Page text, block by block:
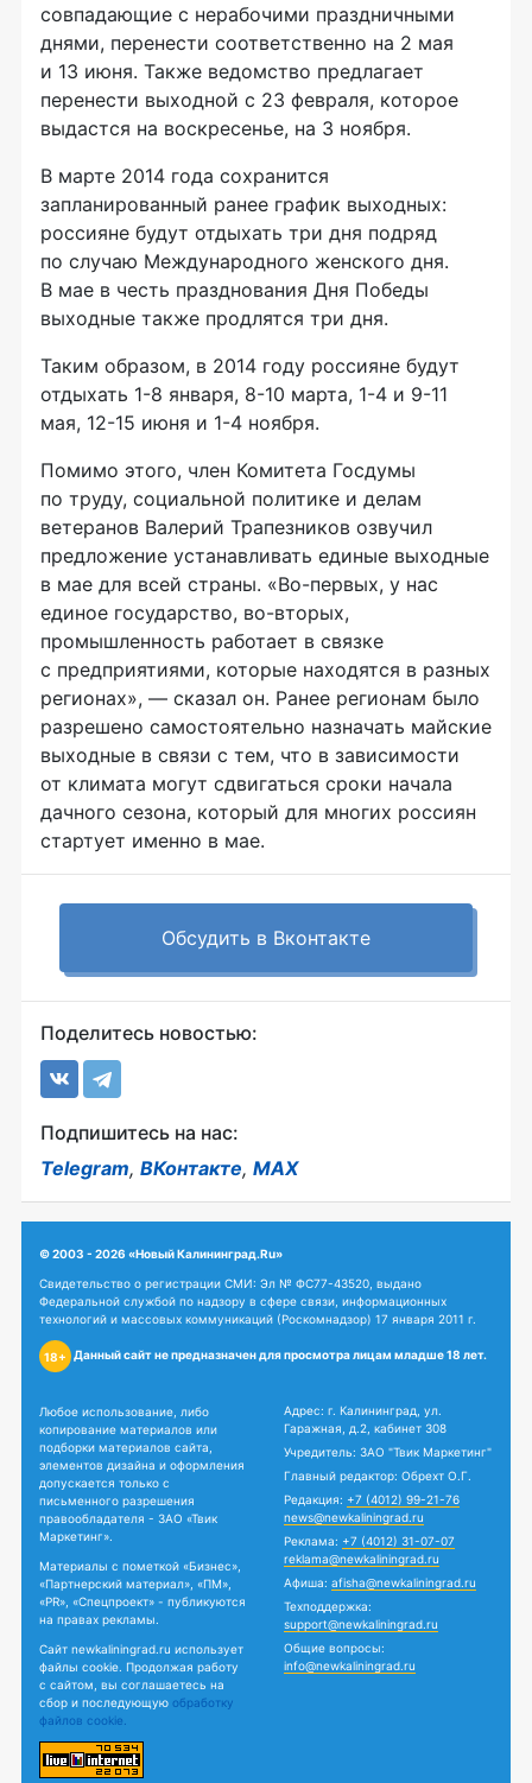
совпадающие с нерабочими праздничными
днями, перенести соответственно на 2 мая
и 13 июня. Также ведомство предлагает
перенести выходной с 23 февраля, которое
выдастся на воскресенье, на 3 ноября.
В марте 2014 года сохранится
запланированный ранее график выходных:
россияне будут отдыхать три дня подряд
по случаю Международного женского дня.
В мае в честь празднования Дня Победы
выходные также продлятся три дня.
Таким образом, в 2014 году россияне будут
отдыхать 1-8 января, 8-10 марта, 1-4 и 9-11
мая, 12-15 июня и 1-4 ноября.
Помимо этого, член Комитета Госдумы
по труду, социальной политике и делам
ветеранов Валерий Трапезников озвучил
предложение устанавливать единые выходные
в мае для всей страны. «Во-первых, у нас
единое государство, во-вторых,
промышленность работает в связке
с предприятиями, которые находятся в разных
регионах», — сказал он. Ранее регионам было
разрешено самостоятельно назначать майские
выходные в связи с тем, что в зависимости
от климата могут сдвигаться сроки начала
дачного сезона, который для многих россиян
стартует именно в мае.
Обсудить в Вконтакте
Поделитесь новостью:
Подпишитесь на нас:
Telegram, ВКонтакте, MAX
© 2003 - 2026 «Новый Калининград.Ru»
Свидетельство о регистрации СМИ: Эл № ФС77-43520, выдано
Федеральной службой по надзору в сфере связи, информационных
технологий и массовых коммуникаций (Роскомнадзор) 17 января 2011 г.
18+ Данный сайт не предназначен для просмотра лицам младше 18 лет.
Любое использование, либо
копирование материалов или
подборки материалов сайта,
элементов дизайна и оформления
допускается только с
письменного разрешения
правообладателя - ЗАО «Твик
Маркетинг».
Материалы с пометкой «Бизнес»,
«Партнерский материал», «ПМ»,
«PR», «Спецпроект» - публикуются
на правах рекламы.
Сайт newkaliningrad.ru использует
файлы cookie. Продолжая работу
с сайтом, вы соглашаетесь на
сбор и последующую обработку
файлов cookie.
Адрес: г. Калининград, ул.
Гаражная, д.2, кабинет 308
Учредитель: ЗАО "Твик Маркетинг"
Главный редактор: Обрехт О.Г.
Редакция: +7 (4012) 99-21-76
news@newkaliningrad.ru
Реклама: +7 (4012) 31-07-07
reklama@newkaliningrad.ru
Афиша: afisha@newkaliningrad.ru
Техподдержка:
support@newkaliningrad.ru
Общие вопросы:
info@newkaliningrad.ru